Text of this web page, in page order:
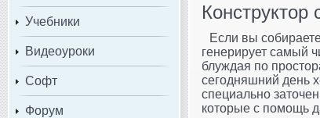
Учебники
Видеоуроки
Софт
Форум
Конструктор
Если вы
генерирует самый
блуждая по
сегодняшний день
специально
которые с помощь